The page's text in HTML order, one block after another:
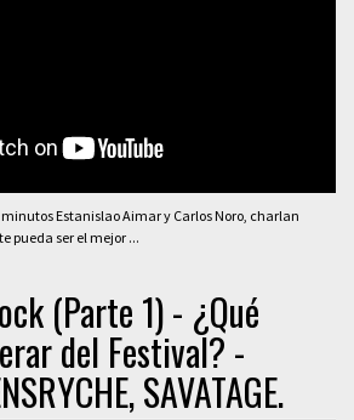
minutos Estanislao Aimar y Carlos Noro, charlan
pueda ser el mejor ...
(Parte 1) - ¿Qué
del Festival? -
SAVATAGE.